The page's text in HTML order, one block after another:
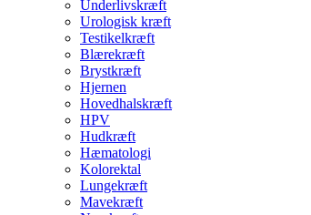
Underlivskræft
Urologisk kræft
Testikelkræft
Blærekræft
Brystkræft
Hjernen
Hovedhalskræft
HPV
Hudkræft
Hæmatologi
Kolorektal
Lungekræft
Mavekræft